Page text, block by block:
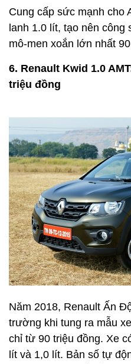
Cung cấp sức mạnh cho
lanh 1.0 lít, tạo nên công
mô-men xoắn lớn nhất
6. Renault Kwid 1.0
triệu đồng
Năm 2018, Renault Ấn
trường khi tung ra mẫu
chỉ từ 90 triệu đồng. Xe
lít và 1,0 lít. Bản số tự